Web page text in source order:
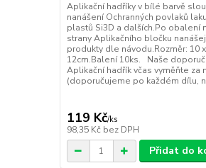
Aplikační hadříky v bílé barvě
nanášení Ochranných povlaků
plastů Si3D a dalších.Po obalení
strany Aplikačního bločku
produkty dle návodu.Rozměr: 10 x
12cm.Balení 10ks. Naše
Aplikační hadřík včas vyměňte za
(doporučujeme po každém dílu,
119 Kč/ks
98,35 Kč bez DPH
Přidat do